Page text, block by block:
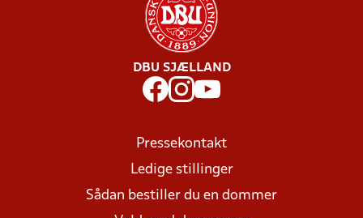
DBU SJÆLLAND
Pressekontakt
Ledige stillinger
Sådan bestiller du en dommer